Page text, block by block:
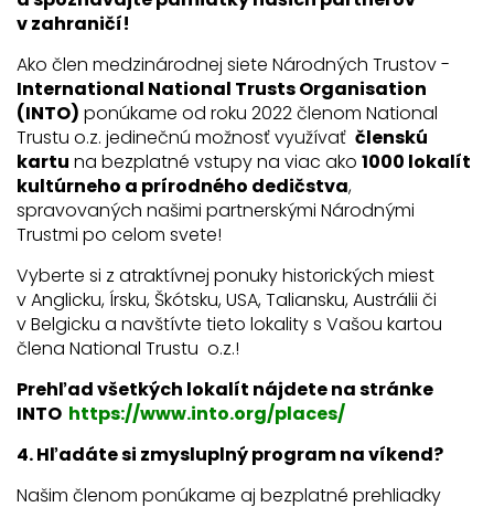
v zahraničí!
Ako člen medzinárodnej siete Národných Trustov -
International National Trusts Organisation
(INTO) ponúkame od roku 2022 členom National
Trustu o.z. jedinečnú možnosť využívať členskú
kartu na bezplatné vstupy na viac ako 1000 lokalít
kultúrneho a prírodného dedičstva,
spravovaných našimi partnerskými Národnými
Trustmi po celom svete!
Vyberte si z atraktívnej ponuky historických miest
v Anglicku, Írsku, Škótsku, USA, Taliansku, Austrálii či
v Belgicku a navštívte tieto lokality s Vašou kartou
člena National Trustu o.z.!
Prehľad všetkých lokalít nájdete na stránke
INTO https://www.into.org/places/
4. Hľadáte si zmysluplný program na víkend?
Našim členom ponúkame aj bezplatné prehliadky